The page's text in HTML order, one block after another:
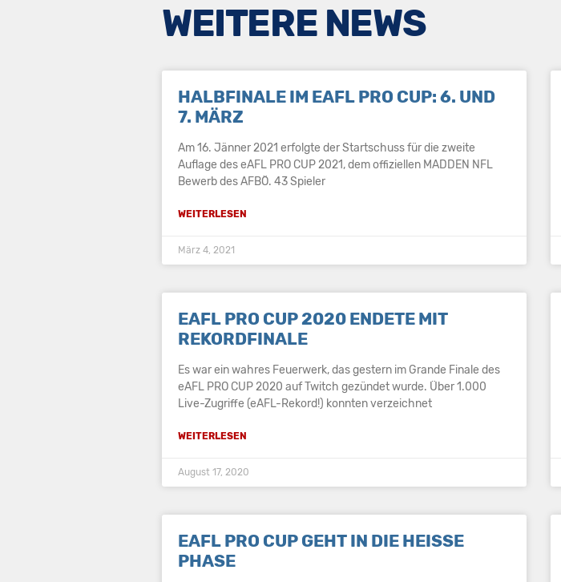
WEITERE NEWS
HALBFINALE IM EAFL PRO CUP: 6. UND
7. MÄRZ
Am 16. Jänner 2021 erfolgte der Startschuss für die zweite
Auflage des eAFL PRO CUP 2021, dem offiziellen MADDEN NFL
Bewerb des AFBÖ. 43 Spieler
WEITERLESEN
März 4, 2021
EAFL PRO CUP 2020 ENDETE MIT
REKORDFINALE
Es war ein wahres Feuerwerk, das gestern im Grande Finale des
eAFL PRO CUP 2020 auf Twitch gezündet wurde. Über 1.000
Live-Zugriffe (eAFL-Rekord!) konnten verzeichnet
WEITERLESEN
August 17, 2020
EAFL PRO CUP GEHT IN DIE HEISSE P
HASE